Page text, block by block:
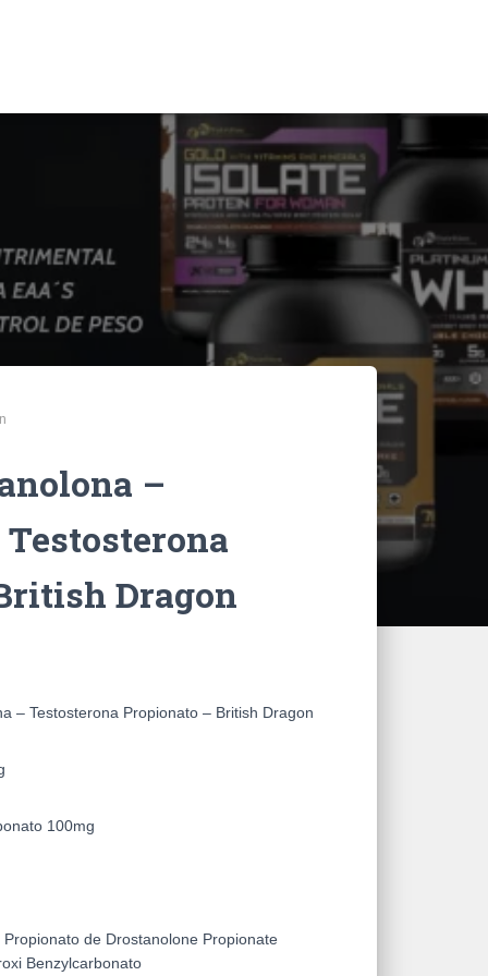
–
Dragon
– Testosterona Propionato – British Dragon
100mg
Propionato de Drostanolone Propionate
Benzylcarbonato